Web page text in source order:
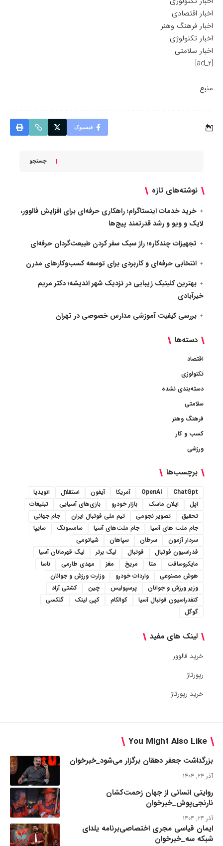
اخبار اقتصادی
اخبار فرهنگ وهنر
اخبار تکنولوژی
اخبار سلامتی
[ad_2]
منبع
فیسبوک
جستجو
نوشته‌های تازه
خرید خدمات اینستاگرام؛ راهکاری حرفه‌ای برای افزایش فالوور،
لایک و ویو و رشد قدرتمند پیج‌ها
تجهیزات چندکاره؛ راز سبک سفر کردن طبیعت‌گردان حرفه‌ای
انتخابی حرفه‌ای و کاربردی برای توسعه کسب‌وکارهای مدرن
بهترین کلینیک زیبایی در نزدیک شهر اندیشه؛ دکتر مریم
خیرآبادی
بررسی کیفیت آموزشی مدارس خصوصی در تهران
دسته‌ها
اقتصاد
تکنولوژی
دسته‌بندی نشده
سلامتی
فرهنگ وهنر
کسب و کار
ورزشی
برچسب‌ها
ChatGpt
OpenAI آمریکا آیفون استقلال
انویدیا
اپل
ایلان ماسک بازار خودرو بازی‌های آسیایی
تبلیغات
تحقیق
تصویر نجومی تیم ملی فوتبال ایران
جام جهانی
جام ملت های آسیا
جام ملت‌های آسیا سامسونگ
سایپا
سردار آزمون
سرطان سپاهان
شیائومی
فدراسیون فوتبال
فوتبال لیگ برتر
لیگ قهرمانان آسیا
مایکروسافت
متا مریخ مغز مهدی طارمی
ناسا
هوش مصنوعی
واردات خودرو
وزارت ورزش و جوانان
وزیر ورزش و جوانان
پرسپولیس چین
کشتی آزاد
کنفدراسیون فوتبال آسیا
کوالکام کپی لینک
گلکسی
گوگل
لینک های مفید
خرید فالوور
رپورتاژ
خرید رپورتاژ
You Might Also Like
بزرگداشت جعفر دهقان برگزار می‌شود_خبرخوان
آذر ۲۴, ۱۴۰۴
روایتی انسانی از جهان زحمت‌کشان
نارنجی‌پوش_خبرخوان
آذر ۲۴, ۱۴۰۴
ایمان قیاسی مجری اختصاصی‌برنامه یلدای
شبکه سه_خبرخوان